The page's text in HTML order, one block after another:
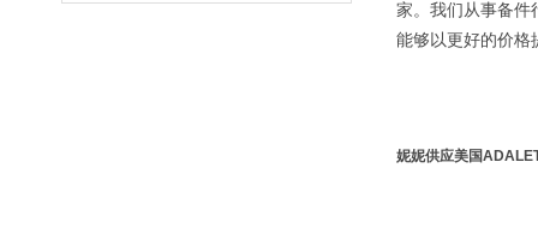
家。我们从事备件
能够以更好的价格
妮妮供应美国